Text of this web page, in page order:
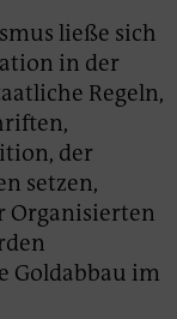
ließe sich
in der
Regeln,
der
setzen,
Organisierten
Goldabbau im